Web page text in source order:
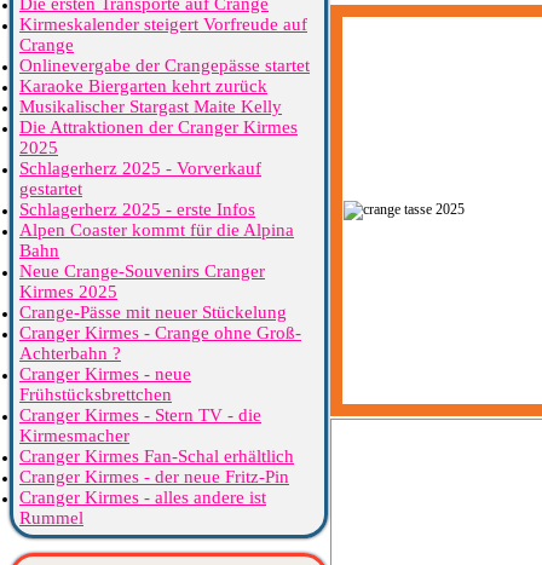
Kirmeskalender steigert Vorfreude auf
Crange
Onlinevergabe der Crangepässe startet
Karaoke Biergarten kehrt zurück
Musikalischer Stargast Maite Kelly
Die Attraktionen der Cranger Kirmes
2025
Schlagerherz 2025 - Vorverkauf
gestartet
Schlagerherz 2025 - erste Infos
Alpen Coaster kommt für die Alpina
Bahn
Neue Crange-Souvenirs Cranger
Kirmes 2025
Crange-Pässe mit neuer Stückelung
Cranger Kirmes - Crange ohne Groß-
Achterbahn ?
Cranger Kirmes - neue
Frühstücksbrettchen
Cranger Kirmes - Stern TV - die
Kirmesmacher
Cranger Kirmes Fan-Schal erhältlich
Cranger Kirmes - der neue Fritz-Pin
Cranger Kirmes - alles andere ist
Rummel